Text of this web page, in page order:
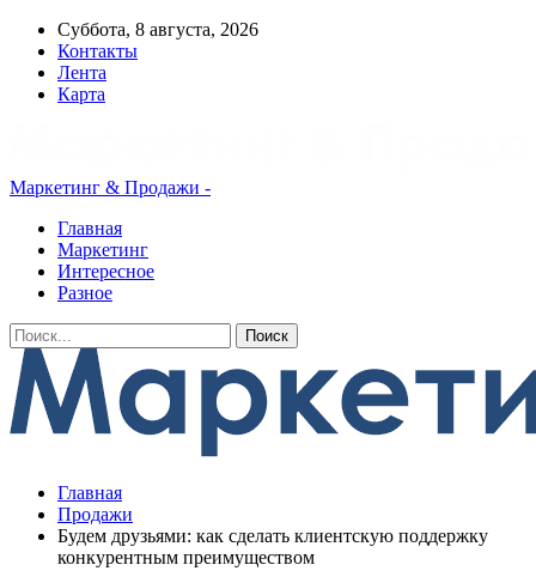
Суббота, 8 августа, 2026
Контакты
Лента
Карта
Маркетинг & Продажи -
Главная
Маркетинг
Интересное
Разное
Главная
Продажи
Будем друзьями: как сделать клиентскую поддержку
конкурентным преимуществом